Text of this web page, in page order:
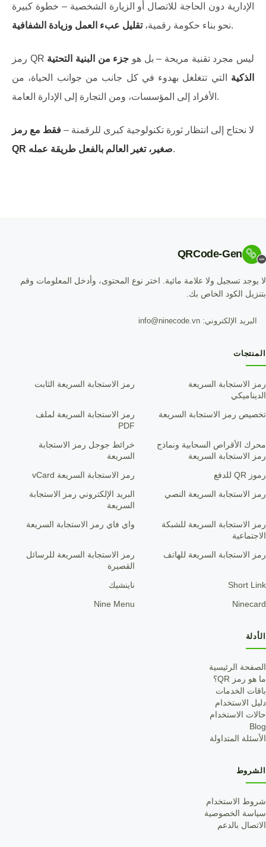
الإدارية دون الحاجة للاتصال أو الزيارة الشخصية – خطوة كبيرة
نحو بناء حكومة رقمية،تقليل عبء العمل وزيادة الشفافية .
رمز QR ليس مجرد تقنية مريحة – بل هو جزء من البنية التحتية
الذكية التي تتغلغل بهدوء في كل جانب من جوانب الحياة، من
الأفراد إلى المؤسسات، ومن التجارة إلى الإدارة العامة.
لا نحتاج إلى انتظار ثورة تكنولوجية كبرى للرقمنة – فقط مع رمز
QR صغير، تغير العالم بالفعل طريقة عمله.
QRCode-Gen
لا يوجد تسجيل ولا علامة مائية. اختر نوع المحتوى، وأدخل المعلومات وقم
بتنزيل الكود الخاص بك.
البريد الإلكتروني: info@ninecode.vn
المنتجات
رمز الاستجابة السريعة
الديناميكي
رمز الاستجابة السريعة الثابت
تخصيص رمز الاستجابة السريعة
رمز الاستجابة السريعة لملف
PDF
محرك الأقراص السحابية ونماذج
رمز الاستجابة السريعة
خرائط جوجل رمز الاستجابة
السريعة
رموز QR للدفع رمز الاستجابة السريعة vCard
رمز الاستجابة السريعة النصي
البريد الإلكتروني رمز الاستجابة
السريعة
رمز الاستجابة السريعة للشبكة
الاجتماعية
واي فاي رمز الاستجابة السريعة
رمز الاستجابة السريعة للهاتف
رمز الاستجابة السريعة للرسائل
القصيرة
Short Link ناينشيك
Ninecard
Nine Menu
الأدلة
الصفحة الرئيسية
ما هو رمز QR؟
باقات الخدمات
دليل الاستخدام
حالات الاستخدام
Blog
الأسئلة المتداولة
الشروط
شروط الاستخدام
سياسة الخصوصية
الاتصال بالدعم